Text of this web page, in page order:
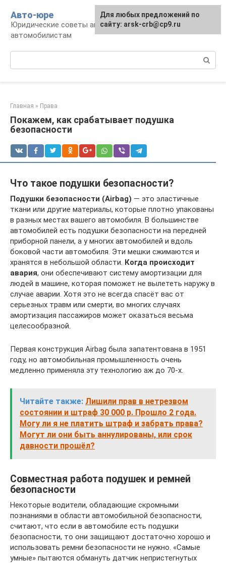
контенту
Авто-юре
Юридические советы автовладельцам и
автомобилистам
Главная » Права
Покажем, как срабатывает подушка
безопасности
Что такое подушки безопасности?
Подушки безопасности (Airbag) — это эластичные
ткани или другие материалы, которые плотно упакованы
в разных местах вашего автомобиля. В большинстве
автомобилей есть подушки безопасности на передней
приборной панели, а у многих автомобилей и вдоль
боковой части автомобиля. Эти мешки сжимаются и
хранятся в небольшой области. Когда происходит
авария, они обеспечивают систему амортизации для
людей в машине, которая поможет не вылететь наружу в
случае аварии. Хотя это не всегда спасёт вас от
серьезных травм или смерти, во многих случаях
амортизация пассажиров может оказаться весьма
целесообразной.
Первая конструкция Airbag была запатентована в 1951
году, но автомобильная промышленность очень
медленно применяла эту технологию аж до 70-х.
Читайте также: Лишили прав в нетрезвом
состоянии и штраф 30 000 р. Прошло 2 года.
Могу ли я не платить штраф и забрать права?
Могут ли они быть аннулированы, или срок
давности прошёл?
Совместная работа подушек и ремней
безопасности
Некоторые водители, обладающие скромными
познаниями в области автомобильной безопасности,
считают, что если в автомобиле есть подушки
безопасности, то они защищают достаточно хорошо и
использовать ремни безопасности не нужно. «Самые
умные» пытаются обмануть датчик непристегнутых
Для любых предложений по
сайту: arsk-crb@cp9.ru